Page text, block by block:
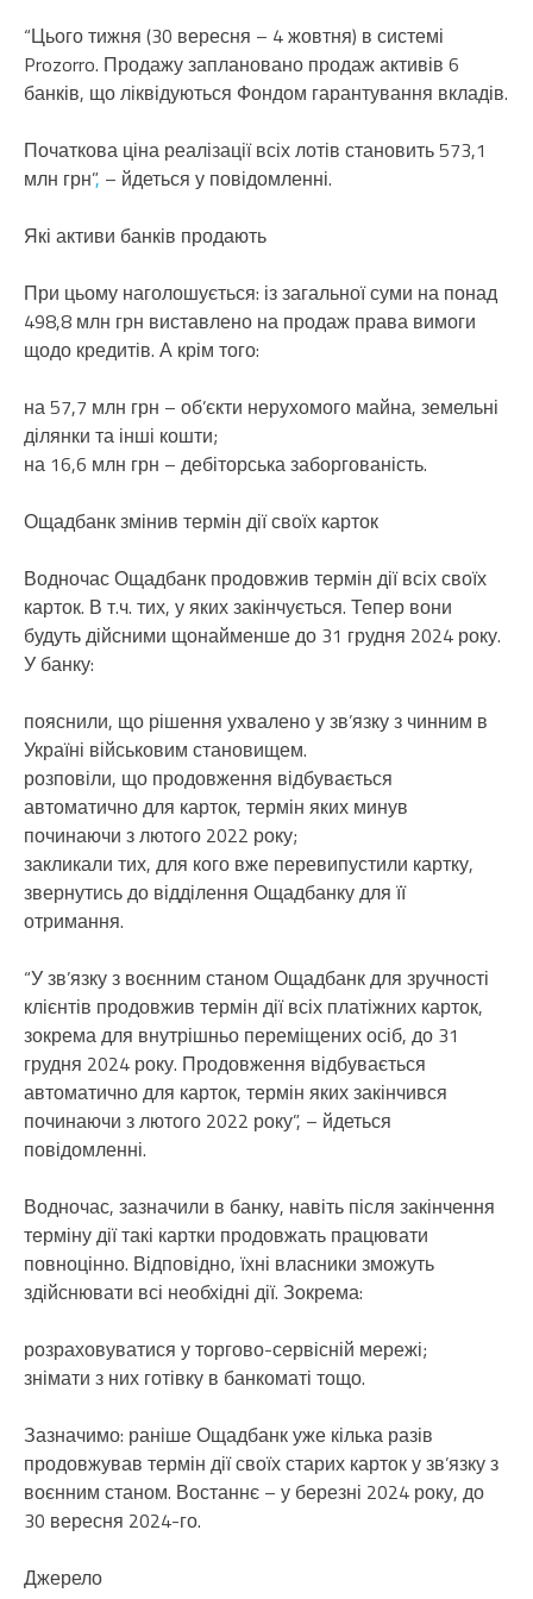
“Цього тижня (30 вересня – 4 жовтня) в системі
Prozorro. Продажу заплановано продаж активів 6
банків, що ліквідуються Фондом гарантування вкладів.
Початкова ціна реалізації всіх лотів становить 573,1
млн грн”, – йдеться у повідомленні.
Які активи банків продають
При цьому наголошується: із загальної суми на понад
498,8 млн грн виставлено на продаж права вимоги
щодо кредитів. А крім того:
на 57,7 млн грн – об’єкти нерухомого майна, земельні
ділянки та інші кошти;
на 16,6 млн грн – дебіторська заборгованість.
Ощадбанк змінив термін дії своїх карток
Водночас Ощадбанк продовжив термін дії всіх своїх
карток. В т.ч. тих, у яких закінчується. Тепер вони
будуть дійсними щонайменше до 31 грудня 2024 року.
У банку:
пояснили, що рішення ухвалено у зв’язку з чинним в
Україні військовим становищем.
розповіли, що продовження відбувається
автоматично для карток, термін яких минув
починаючи з лютого 2022 року;
закликали тих, для кого вже перевипустили картку,
звернутись до відділення Ощадбанку для її
отримання.
“У зв’язку з воєнним станом Ощадбанк для зручності
клієнтів продовжив термін дії всіх платіжних карток,
зокрема для внутрішньо переміщених осіб, до 31
грудня 2024 року. Продовження відбувається
автоматично для карток, термін яких закінчився
починаючи з лютого 2022 року”, – йдеться
повідомленні.
Водночас, зазначили в банку, навіть після закінчення
терміну дії такі картки продовжать працювати
повноцінно. Відповідно, їхні власники зможуть
здійснювати всі необхідні дії. Зокрема:
розраховуватися у торгово-сервісній мережі;
знімати з них готівку в банкоматі тощо.
Зазначимо: раніше Ощадбанк уже кілька разів
продовжував термін дії своїх старих карток у зв’язку з
воєнним станом. Востаннє – у березні 2024 року, до
30 вересня 2024-го.
Джерело